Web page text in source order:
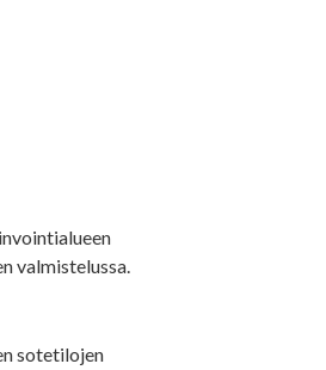
valmistelussa.
sotetilojen